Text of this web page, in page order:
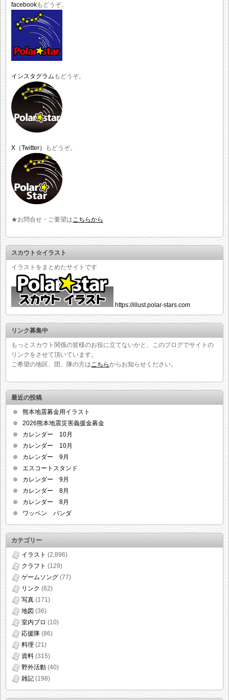
facebookもどうぞ。
インスタグラム もどうぞ。
X（Twitter） もどうぞ。
★お問合せ・ご要望は こちらから
スカウト☆イラスト
イラストをまとめたサイトです
https://illust.polar-stars.com
リンク募集中
もっとスカウト関係の皆様のお役に立てないかと、このブログでサイトの
リンクをさせて頂いています。
ご希望の地区、団、隊の方は こちらからお知らせください。
最近の投稿
熊本地震募金用イラスト
2026熊本地震災害義援金募金
カレンダー 10月
カレンダー 10月
カレンダー 9月
エスコートスタンド
カレンダー 9月
カレンダー 8月
カレンダー 8月
ワッペン パンダ
カテゴリー
イラスト (2,896)
クラフト (129)
ゲームソング (77)
リンク (62)
写真 (171)
地図 (36)
室内プロ (10)
応援隊 (86)
料理 (21)
資料 (315)
野外活動 (40)
雑記 (198)